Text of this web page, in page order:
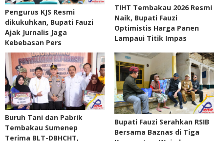
Pengurus KJS Resmi
dikukuhkan, Bupati Fauzi
Ajak Jurnalis Jaga
Kebebasan Pers
TIHT Tembakau 2026 Resmi
Naik, Bupati Fauzi
Optimistis Harga Panen
Lampaui Titik Impas
Buruh Tani dan Pabrik
Tembakau Sumenep
Terima BLT-DBHCHT,
Bupati Fauzi Serahkan RSIB
Bersama Baznas di Tiga